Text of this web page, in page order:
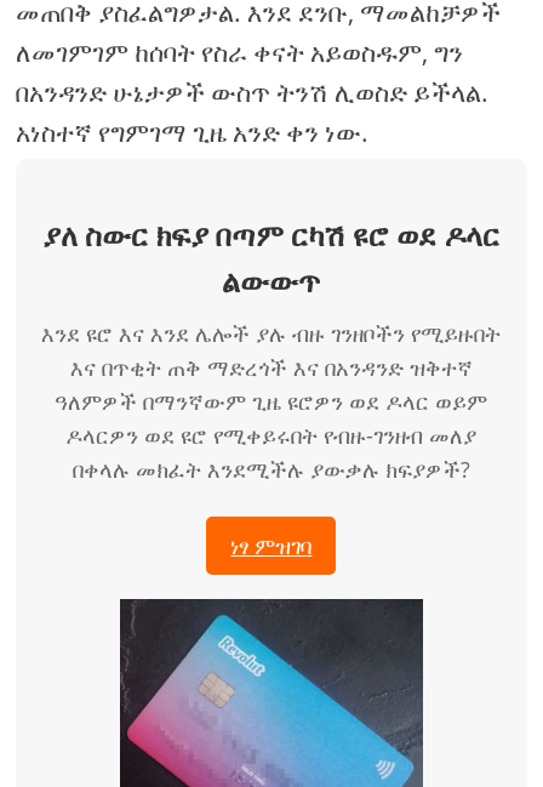
መጠበቅ ያስፈልግዎታል. እንደ ደንቡ, ማመልከቻዎች
ለመገምገም ከሰባት የስራ ቀናት አይወስዱም, ግን
በአንዳንድ ሁኔታዎች ውስጥ ትንሽ ሊወስድ ይችላል.
አነስተኛ የግምገማ ጊዜ አንድ ቀን ነው.
ያለ ስውር ክፍያ በጣም ርካሽ ዩሮ ወደ ዶላር
ልውውጥ
እንደ ዩሮ እና እንደ ሌሎች ያሉ ብዙ ገንዘቦችን የሚይዙበት
እና በጥቂት ጠቅ ማድረጎች እና በአንዳንድ ዝቅተኛ
ዓለምዎች በማንኛውም ጊዜ ዩሮዎን ወደ ዶላር ወይም
ዶላርዎን ወደ ዩሮ የሚቀይሩበት የብዙ-ገንዘብ መለያ
በቀላሉ መክፈት እንደሚችሉ ያውቃሉ ክፍያዎች?
ነፃ ምዝገባ